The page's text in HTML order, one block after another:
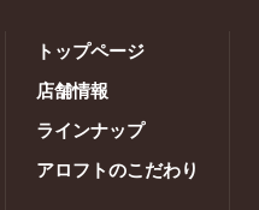
トップページ
店舗情報
ラインナップ
アロフトのこだわり